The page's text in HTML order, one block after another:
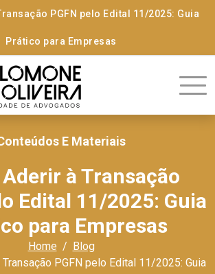
PGFN pelo Edital 11/2025: Guia
Prático para Empresas
E Materiais
à Transação
Edital 11/2025: Guia
para Empresas
Home
Blog
PGFN pelo Edital 11/2025: Guia